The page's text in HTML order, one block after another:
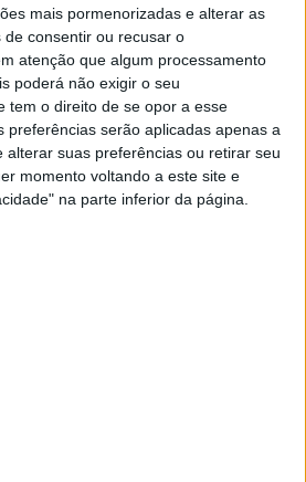
mais pormenorizadas e alterar as
consentir ou recusar o
atenção que algum processamento
poderá não exigir o seu
tem o direito de se opor a esse
preferências serão aplicadas apenas a
alterar suas preferências ou retirar seu
momento voltando a este site e
na parte inferior da página.
este sábado, o Comando
da GNR dá conta que a
de uma investigação por
os militares da Guarda
exercia, de forma contínua,